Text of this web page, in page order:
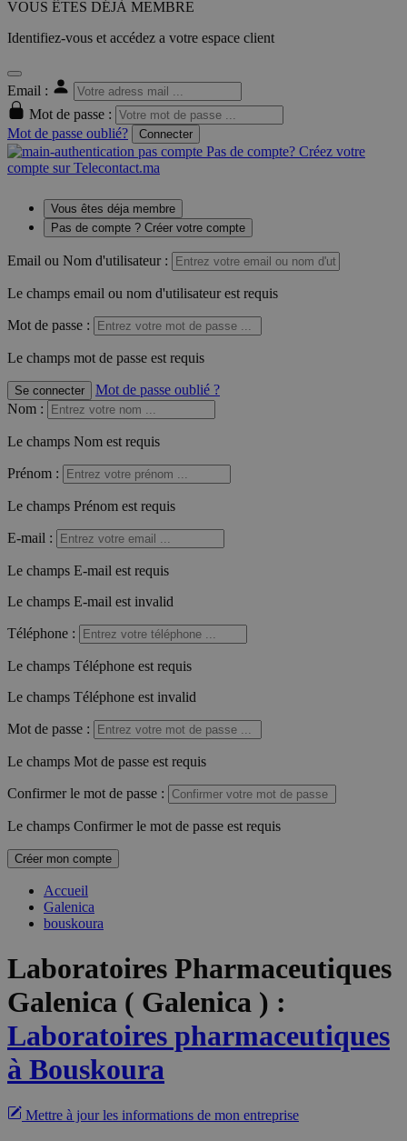
VOUS ÊTES DÉJÀ MEMBRE
Identifiez-vous et accédez a votre espace client
Email :
Mot de passe :
Mot de passe oublié?
Connecter
Pas de compte? Créez votre
compte sur Telecontact.ma
Vous êtes déja membre
Pas de compte ? Créer votre compte
Email ou Nom d'utilisateur :
Le champs email ou nom d'utilisateur est requis
Mot de passe :
Le champs mot de passe est requis
Se connecter
Mot de passe oublié ?
Nom :
Le champs Nom est requis
Prénom :
Le champs Prénom est requis
E-mail :
Le champs E-mail est requis
Le champs E-mail est invalid
Téléphone :
Le champs Téléphone est requis
Le champs Téléphone est invalid
Mot de passe :
Le champs Mot de passe est requis
Confirmer le mot de passe :
Le champs Confirmer le mot de passe est requis
Créer mon compte
Accueil
Galenica
bouskoura
Laboratoires Pharmaceutiques
Galenica ( Galenica ) :
Laboratoires pharmaceutiques
à Bouskoura
Mettre à jour les informations de mon entreprise